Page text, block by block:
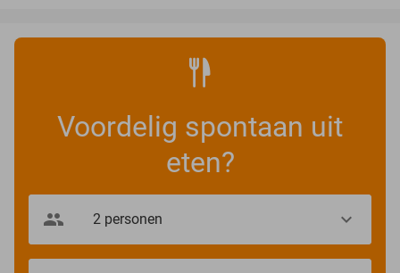
Voordelig spontaan uit
eten?